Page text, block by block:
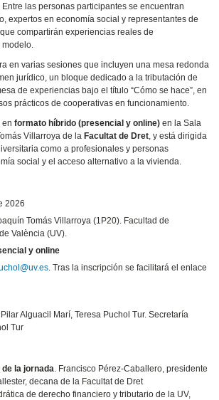
las personas participantes se encuentran
expertos en economía social y representantes de
compartirán experiencias reales de
modelo.
en varias sesiones que incluyen una mesa redonda
jurídico, un bloque dedicado a la tributación de
de experiencias bajo el título “Cómo se hace”, en
prácticos de cooperativas en funcionamiento.
enformato híbrido (presencial y online) en la Sala
Villarroya de la Facultat de Dret, y está dirigida
como a profesionales y personas
social y el acceso alternativo a la vivienda.
2026
Tomás Villarroya (1P20). Facultad de
València (UV).
y online
. Tras la inscripción se facilitará el enlace
Alguacil Marí, Teresa Puchol Tur. Secretaría
Tur
la jornada. Francisco Pérez-Caballero, presidente
decana de la Facultat de Dret
de derecho financiero y tributario de la UV,